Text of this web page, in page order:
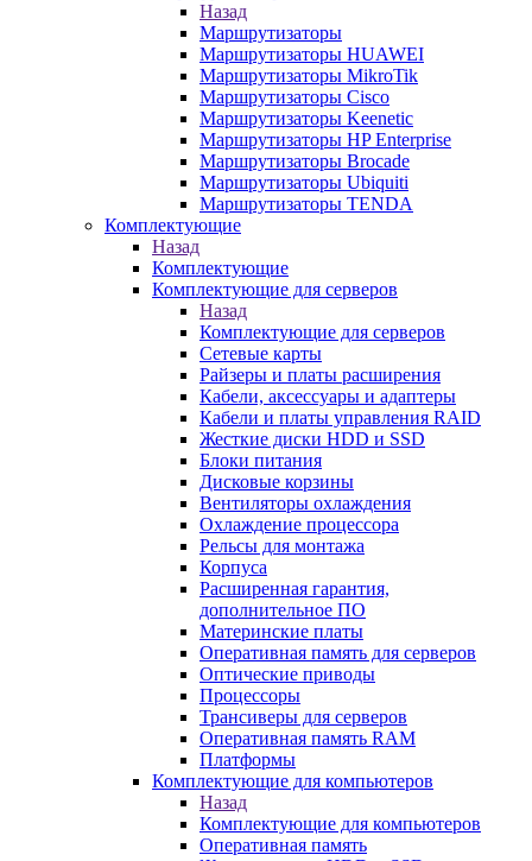
Назад
Маршрутизаторы
Маршрутизаторы HUAWEI
Маршрутизаторы MikroTik
Маршрутизаторы Cisco
Маршрутизаторы Keenetic
Маршрутизаторы HP Enterprise
Маршрутизаторы Brocade
Маршрутизаторы Ubiquiti
Маршрутизаторы TENDA
Комплектующие
Назад
Комплектующие
Комплектующие для серверов
Назад
Комплектующие для серверов
Сетевые карты
Райзеры и платы расширения
Кабели, аксессуары и адаптеры
Кабели и платы управления RAID
Жесткие диски HDD и SSD
Блоки питания
Дисковые корзины
Вентиляторы охлаждения
Охлаждение процессора
Рельсы для монтажа
Корпуса
Расширенная гарантия,
дополнительное ПО
Материнские платы
Оперативная память для серверов
Оптические приводы
Процессоры
Трансиверы для серверов
Оперативная память RAM
Платформы
Комплектующие для компьютеров
Назад
Комплектующие для компьютеров
Оперативная память